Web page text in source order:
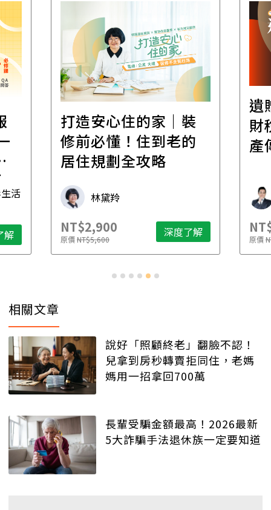
活
解
打造安心住的家｜裝
修前必懂！住到老的
居住規劃全攻略
林黛羚
NT$2,900
原價NT$5,600 深度了解
遺
財
產
原價
相關文章
說好「照顧終老」翻臉不認！
兒拿到房秒轉賣拒同住，老媽
媽用一招拿回700萬
長輩受騙金額最高！2026最新
5大詐騙手法退休族一定要知道